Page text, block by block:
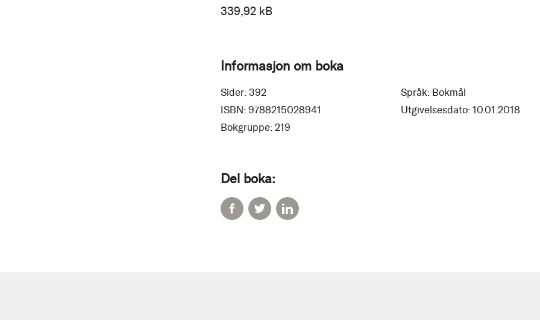
339,92 kB
Informasjon om boka
Sider: 392 Språk: Bokmål
ISBN: 9788215028941 Utgivelsesdato: 10.01.2018
Bokgruppe: 219
Del boka: